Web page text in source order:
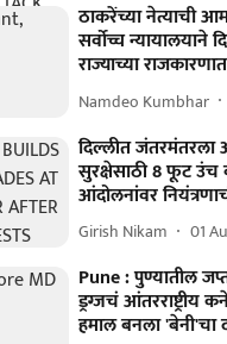
ठाकरेंच्या नेत्याची
सर्वोच्च न्यायालयाने
राज्याच्या
Namdeo Kumbhar
दिल्लीत जंतरमंतरला
सुरक्षेसाठी 8 फूट उंच
आंदोलनांवर
Girish Nikam 01
Pune : पुण्यातील
ड्रग्जचं आंतरराष्ट्रीय
हमाल बनला 'बेनी'चा